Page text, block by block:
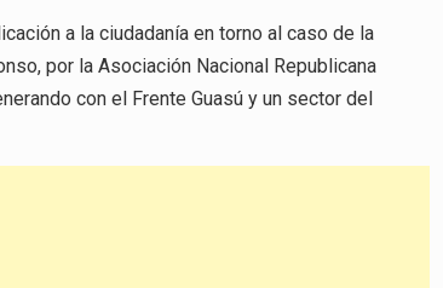
flecha
arriba/abajo
para
a la ciudadanía en torno al caso de la
por la Asociación Nacional Republicana
con el Frente Guasú y un sector del